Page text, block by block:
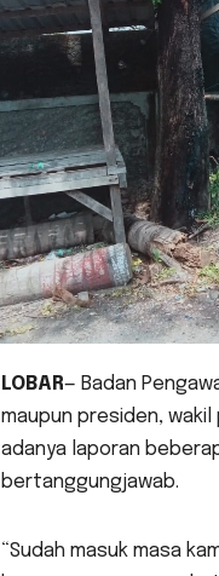
LOBAR— Badan
maupun presiden,
adanya laporan
bertanggungjawab.
“Sudah masuk masa